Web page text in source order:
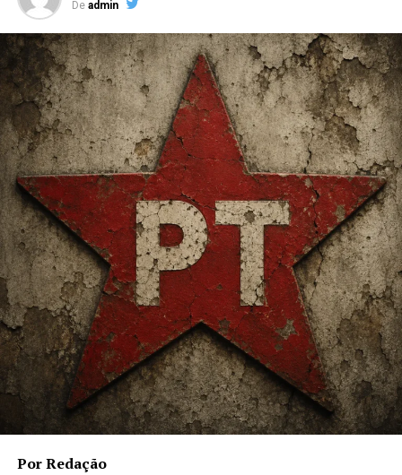
Base de Apoio
Analistas políticos apontam que o bolsonarismo reúne
diferentes segmentos da sociedade, incluindo
empresários, produtores rurais, grupos conservadores,
religiosos e cidadãos que defendem maior rigor no
combate à criminalidade e à corrupção.
Mesmo após o término do mandato presidencial, o
movimento manteve forte presença nas redes sociais e
continua influenciando eleições municipais, estaduais e
nacionais. Diversos políticos identificados com essa
corrente foram eleitos para cargos legislativos e
executivos em diferentes regiões do país.
Críticas e Controvérsias
O bolsonarismo também é alvo de críticas de setores da
oposição e de especialistas que apontam riscos de
polarização política e tensões institucionais. Debates
sobre liberdade de expressão, funcionamento das
instituições democráticas e disseminação de
De admin
Por Redação